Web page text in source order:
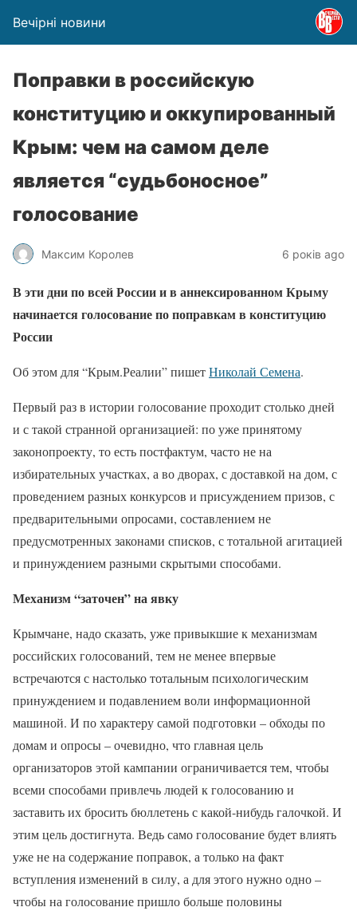
Вечірні новини
Поправки в российскую
конституцию и оккупированный
Крым: чем на самом деле
является “судьбоносное”
голосование
Максим Королев 6 років ago
В эти дни по всей России и в аннексированном Крыму
начинается голосование по поправкам в конституцию
России
Об этом для “Крым.Реалии” пишетНиколай Семена.
Первый раз в истории голосование проходит столько дней
и с такой странной организацией: по уже принятому
законопроекту, то есть постфактум, часто не на
избирательных участках, а во дворах, с доставкой на дом, с
проведением разных конкурсов и присуждением призов, с
предварительными опросами, составлением не
предусмотренных законами списков, с тотальной агитацией
и принуждением разными скрытыми способами.
Механизм “заточен” на явку
Крымчане, надо сказать, уже привыкшие к механизмам
российских голосований, тем не менее впервые
встречаются с настолько тотальным психологическим
принуждением и подавлением воли информационной
машиной. И по характеру самой подготовки – обходы по
домам и опросы – очевидно, что главная цель
организаторов этой кампании ограничивается тем, чтобы
всеми способами привлечь людей к голосованию и
заставить их бросить бюллетень с какой-нибудь галочкой. И
этим цель достигнута. Ведь само голосование будет влиять
уже не на содержание поправок, а только на факт
вступления изменений в силу, а для этого нужно одно –
чтобы на голосование пришло больше половины